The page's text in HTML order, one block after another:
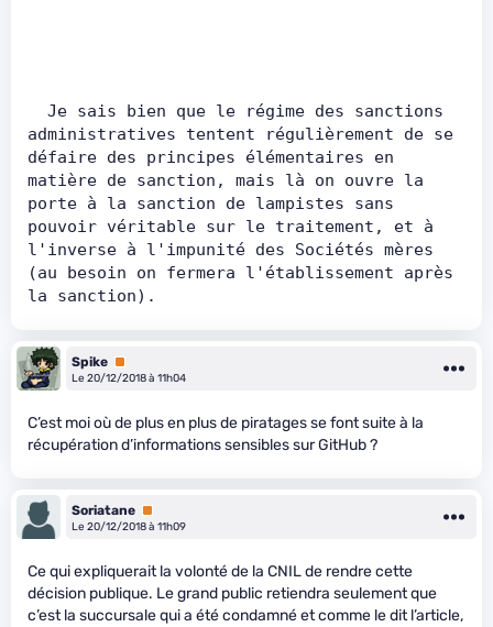
administratives tentent régulièrement de se
défaire des principes élémentaires en
matière de sanction, mais là on ouvre la
porte à la sanction de lampistes sans
pouvoir véritable sur le traitement, et à
l'inverse à l'impunité des Sociétés mères
(au besoin on fermera l'établissement après
la sanction).
Spike Premium
Le 20/12/2018 à 11h04
C’est moi où de plus en plus de piratages se font suite à la
récupération d’informations sensibles sur GitHub ?
Soriatane Premium
Le 20/12/2018 à 11h09
Ce qui expliquerait la volonté de la CNIL de rendre cette
décision publique. Le grand public retiendra seulement que
c’est la succursale qui a été condamné et comme le dit l’article,